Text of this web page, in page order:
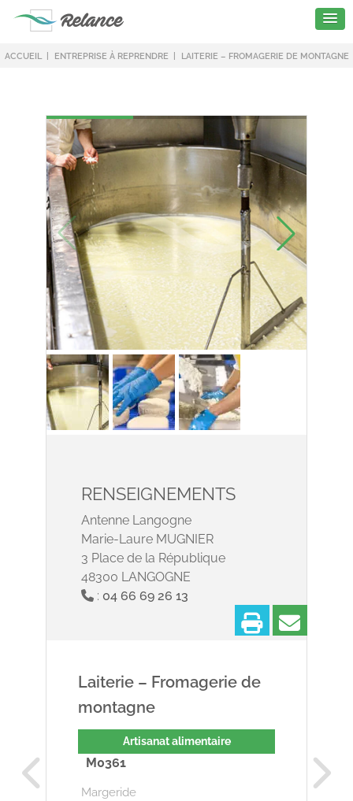
ACCUEIL ENTREPRISE À REPRENDRE LAITERIE – FROMAGERIE DE MONTAGNE
RENSEIGNEMENTS
Antenne Langogne
Marie-Laure MUGNIER
3 Place de la République
48300 LANGOGNE
: 04 66 69 26 13
Laiterie – Fromagerie de
montagne
Artisanat alimentaire
M0361
Margeride